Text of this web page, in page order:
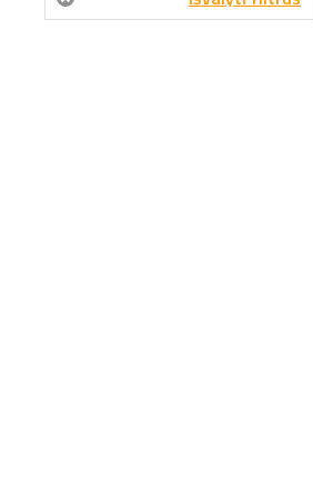
Teknix Engineering